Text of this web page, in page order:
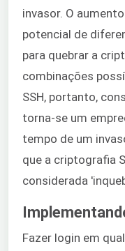
invasor. O
potencial de
para quebrar a
combinações
SSH, portanto,
torna-se um
tempo de um
que a criptografia
considerada
Fazer login em